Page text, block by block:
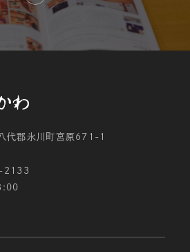
代郡氷川町宮原671-1
2133